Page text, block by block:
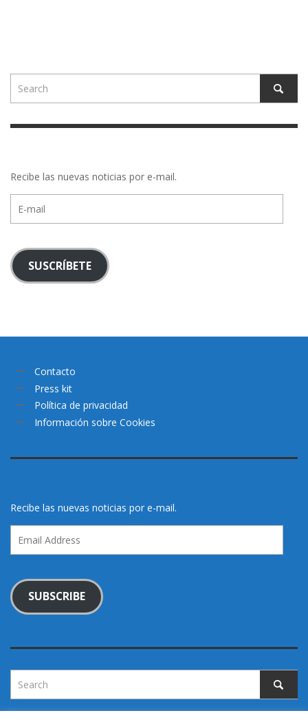
Recibe las nuevas noticias por e-mail.
mail
SUSCRÍBETE
Contacto
Press kit
Política de privacidad
Información sobre Cookies
Recibe las nuevas noticias por e-mail.
Address
SUBSCRIBE